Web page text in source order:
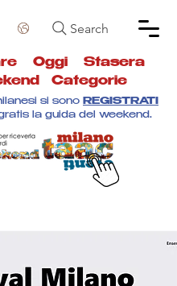
Search
Oggi Stasera
Categorie
si sono REGISTRATI
la guida del weekend.